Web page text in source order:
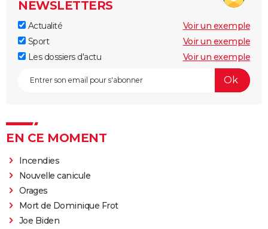
NEWSLETTERS
Actualité
Voir un exemple
Sport
Voir un exemple
Les dossiers d'actu
Voir un exemple
EN CE MOMENT
Incendies
Nouvelle canicule
Orages
Mort de Dominique Frot
Joe Biden